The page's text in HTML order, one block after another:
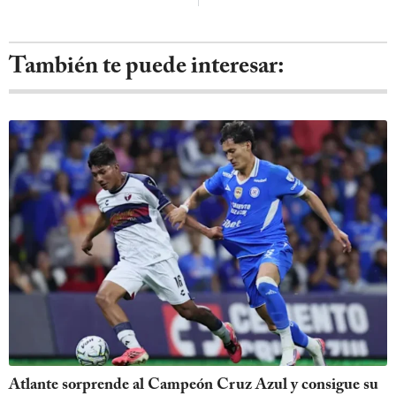
También te puede interesar:
Atlante sorprende al Campeón Cruz Azul y consigue su